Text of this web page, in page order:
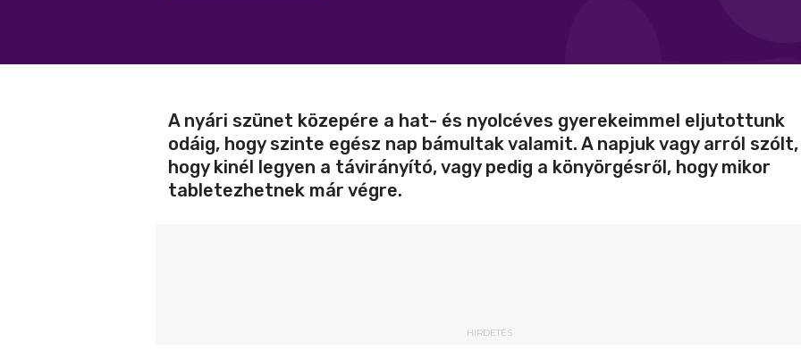
A nyári szünet közepére a hat- és nyolcéves gyerekeimmel eljutottunk
odáig, hogy szinte egész nap bámultak valamit. A napjuk vagy arról szólt,
hogy kinél legyen a távirányító, vagy pedig a könyörgésről, hogy mikor
tabletezhetnek már végre.
HIRDETÉS